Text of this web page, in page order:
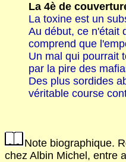
La 4è de
La toxine est un
Au début, ce n'était
comprend que
Un mal qui pourrait
par la pire des
Des plus sordides
véritable course
Note biographique.
chez Albin Michel, entre